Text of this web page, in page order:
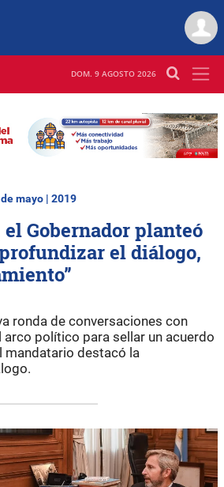
DOM. 9 AGOSTO 2026
mayo | 2019
Gobernador planteó
el diálogo,
ronda de conversaciones con
político para sellar un acuerdo
mandatario destacó la